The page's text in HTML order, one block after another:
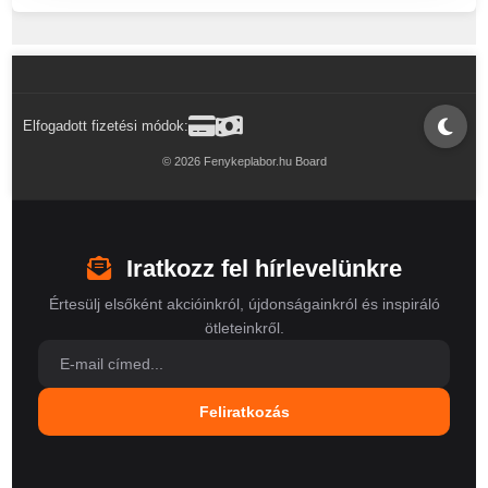
Elfogadott fizetési módok:
© 2026 Fenykeplabor.hu Board
Iratkozz fel hírlevelünkre
Értesülj elsőként akcióinkról, újdonságainkról és inspiráló
ötleteinkről.
Feliratkozás